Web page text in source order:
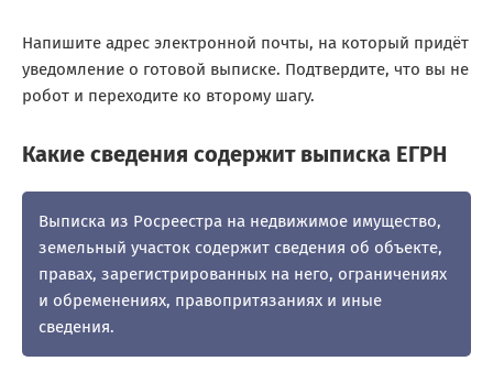
Напишите адрес электронной почты, на который придёт
уведомление о готовой выписке. Подтвердите, что вы не
робот и переходите ко второму шагу.
Какие сведения содержит выписка ЕГРН
Выписка из Росреестра на недвижимое имущество,
земельный участок содержит сведения об объекте,
правах, зарегистрированных на него, ограничениях
и обременениях, правопритязаниях и иные
сведения.